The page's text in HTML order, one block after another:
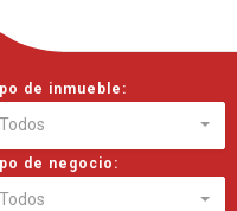
de inmueble:
Todos
de negocio:
Todos